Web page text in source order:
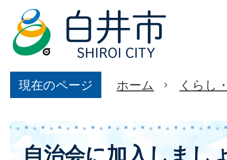
現在のページ ホーム くらし
自治会に加入しまし